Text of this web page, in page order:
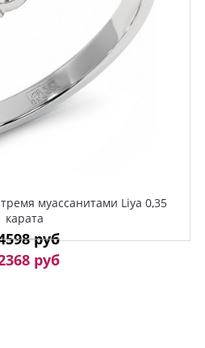
муассанитами Liya 0,35
карата
руб
руб